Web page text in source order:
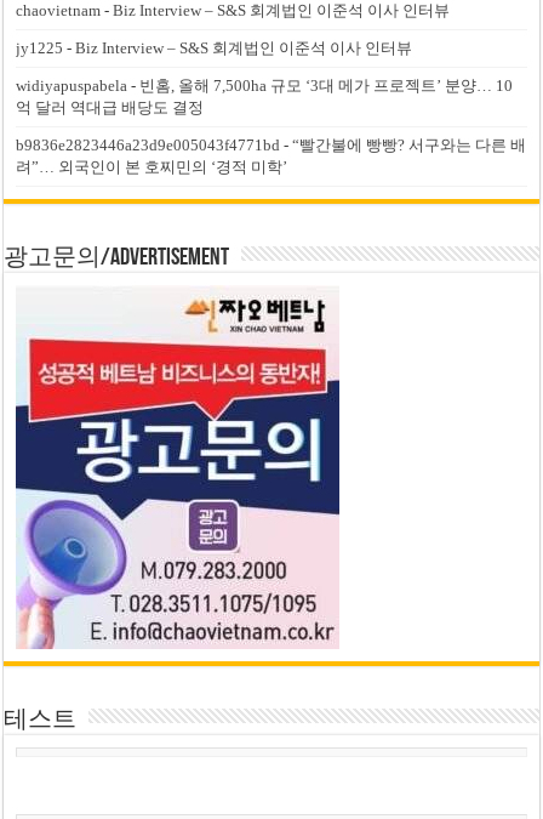
chaovietnam -Biz Interview – S&S 회계법인 이준석 이사 인터뷰
jy1225 -Biz Interview – S&S 회계법인 이준석 이사 인터뷰
widiyapuspabela - 빈홈, 올해 7,500ha 규모 ‘3대 메가 프로젝트’ 분양… 10
억 달러 역대급 배당도 결정
b9836e2823446a23d9e005043f4771bd -“빨간불에 빵빵? 서구와는 다른 배
려”… 외국인이 본 호찌민의 ‘경적 미학’
광고문의/Advertisement
테스트